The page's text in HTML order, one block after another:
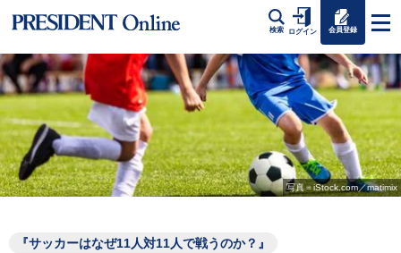
検索 ログイン 会員登録
写真＝iStock.com／matimix
『サッカーはなぜ11人対11人で戦うのか？』